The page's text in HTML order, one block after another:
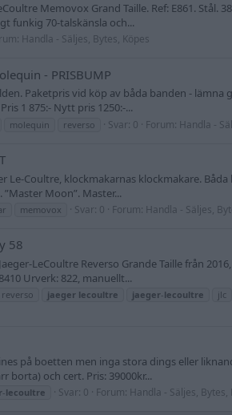
Memovox Grand Taille. Ref: E861. Stål.
funkig 70-talskänsla och...
Handla - Säljes, Bytes, Köpes
- PRISBUMP
Paketpris vid köp av båda banden - lämna
1 875:- Nytt pris 1250:-...
molequin reverso Svar: 0 Forum: Handla -
Coultre, klockmakarnas klockmakare.
Moon”. Master...
memovox Svar: 0 Forum: Handla - Säljes,
58
LeCoultre Reverso Grande Taille från
Urverk: 822, manuellt...
jaeger lecoultre jaeger-lecoultre jlc
på boetten men inga stora dings eller
och cert. Pris: 39000kr...
-lecoultre Svar: 0 Forum: Handla - Säljes, Bytes,